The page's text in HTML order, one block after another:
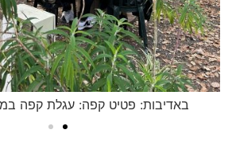
באדיבות: פטיט קפה: עגלת קפה